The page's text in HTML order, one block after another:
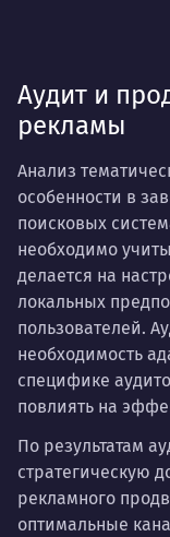
Аудит и
рекламы
Анализ
особенности в
поисковых
необходимо
делается на
локальных
пользователей.
необходимость
специфике
повлиять на
По результатам
стратегическую
рекламного
оптимальные